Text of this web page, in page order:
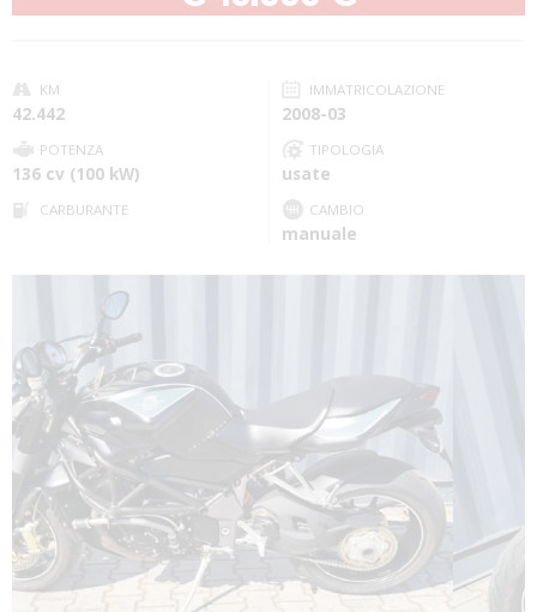
KM
42.442
IMMATRICOLAZIONE
2008-03
POTENZA
136 cv (100 kW)
TIPOLOGIA
usate
CARBURANTE CAMBIO
manuale